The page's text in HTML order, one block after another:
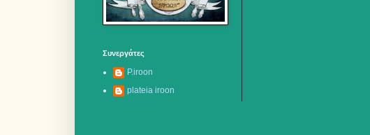
Συνεργάτες
P.iroon
plateia iroon